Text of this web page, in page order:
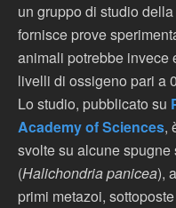
un gruppo di studio
fornisce prove
animali potrebbe invece
livelli di ossigeno pari a
Lo studio, pubblicato su
Academy of Sciences,
svolte su alcune
(Halichondria panicea),
primi metazoi,